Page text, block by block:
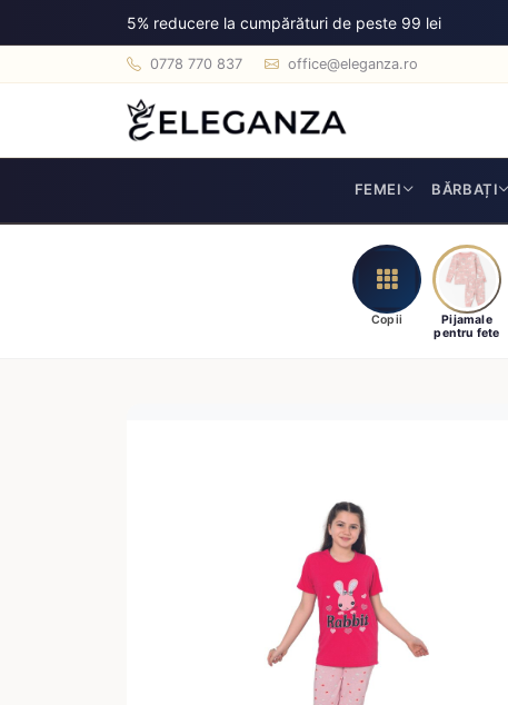
5% reducere la cumpărături de peste 99 lei
0778 770 837 office@eleganza.ro
FEMEI BĂRBAȚI
Copii
Pijamale
pentru fete